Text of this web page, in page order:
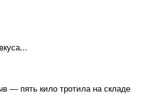
— пять кило тротила на складе